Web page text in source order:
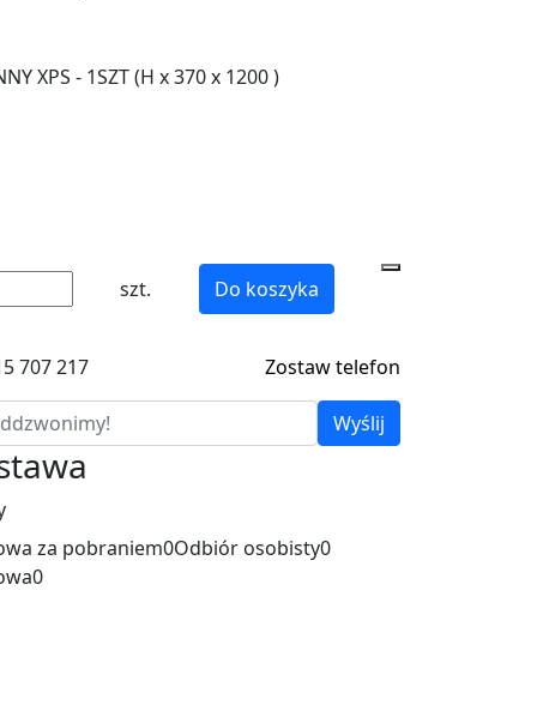
XPS - 1SZT (H x 370 x 1200 )
szt. Do koszyka
707 217 Zostaw telefon
Wyślij
za pobraniem0Odbiór osobisty0
0